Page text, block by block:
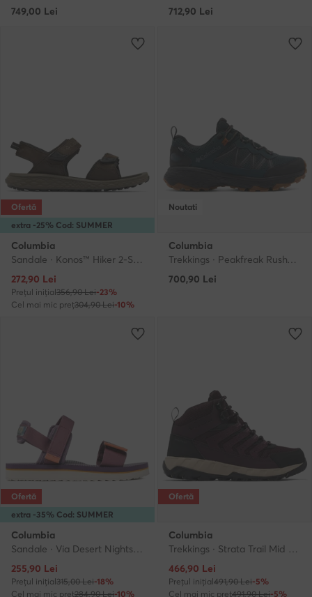
749,00 Lei
712,90 Lei
extra -25% Cod: SUMMER
Ofertă
Columbia
Sandale · Konos™ Hiker 2-Strap 2121561 · Maro
Prețul actual
272,90 Lei
Prețul inițial356,90 Lei-23%
Cel mai mic preț304,90 Lei-10%
Noutati
Columbia
Trekkings · Peakfreak Rush™ OutDry™ 2108291 · Verde
700,90 Lei
extra -35% Cod: SUMMER
Ofertă
Columbia
Sandale · Via Desert Nights BL9018 · Vișiniu
Prețul actual
255,90 Lei
Prețul inițial315,00 Lei-18%
Cel mai mic preț284,90 Lei-10%
Ofertă
Columbia
Trekkings · Strata Trail Mid 2078561 · Roșu
Prețul actual
466,90 Lei
Prețul inițial491,90 Lei-5%
Cel mai mic preț491,90 Lei-5%